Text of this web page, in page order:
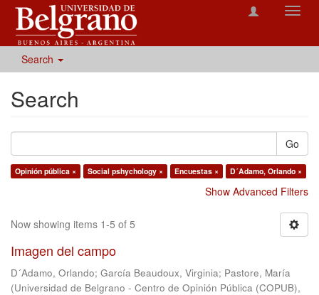
Search
Search
Go
Opinión pública × Social pshychology × Encuestas × D´Adamo, Orlando ×
Show Advanced Filters
Now showing items 1-5 of 5
Imagen del campo
D´Adamo, Orlando; García Beaudoux, Virginia; Pastore, María
(Universidad de Belgrano - Centro de Opinión Pública (COPUB),